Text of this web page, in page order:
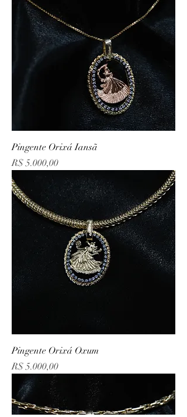
Pingente Orixá Iansã
Preço
R$ 5.000,00
Pingente Orixá Oxum
Preço
R$ 5.000,00